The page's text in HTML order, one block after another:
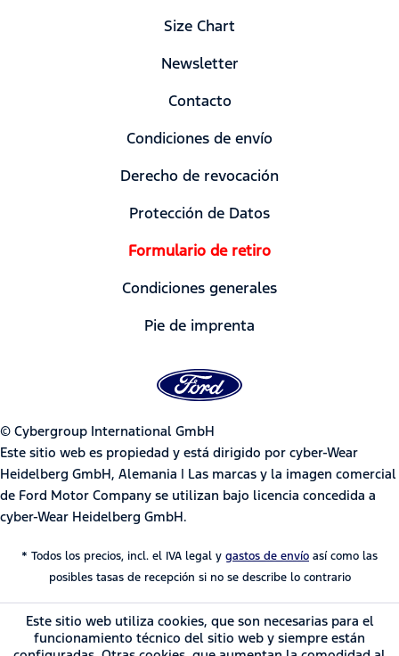
Size Chart
Newsletter
Contacto
Condiciones de envío
Derecho de revocación
Protección de Datos
Formulario de retiro
Condiciones generales
Pie de imprenta
© Cybergroup International GmbH
Este sitio web es propiedad y está dirigido por cyber-Wear
Heidelberg GmbH, Alemania | Las marcas y la imagen comercial
de Ford Motor Company se utilizan bajo licencia concedida a
cyber-Wear Heidelberg GmbH.
* Todos los precios, incl. el IVA legal y gastos de envío así como las
posibles tasas de recepción si no se describe lo contrario
Este sitio web utiliza cookies, que son necesarias para el
funcionamiento técnico del sitio web y siempre están